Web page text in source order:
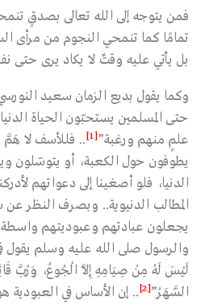
فمن يتوجه إلى الله تعالى بصدقٍ
تمامًا كما تنمحي النجوم من مرأى
بل يأتي عليه وقتٌ لا يكاد يرى حتى
وكما يقول بديع الزمان سعيد
حتى المسلمين يستحبّون الحياة
علمٍ منهم ورغبة”[1]
.. فللأسف لا هَمَّ
يطوفون حول الكعبة، أو يتوسّلون
الدنيا، فلو أصغينا إلى دعواتهم
المطالب الدنيوية.. وبصرف النظر عن
يجعلون عبادتهم وعبوديتهم واسطة
والرسول صلى الله عليه وسلم
لَيْسَ لَهُ مِنْ صِيَامِهِ إِلَّا الْجُوعُ، وَرُبَّ
السَّهَرُ”[2]
.. إن الأساس في العبودية